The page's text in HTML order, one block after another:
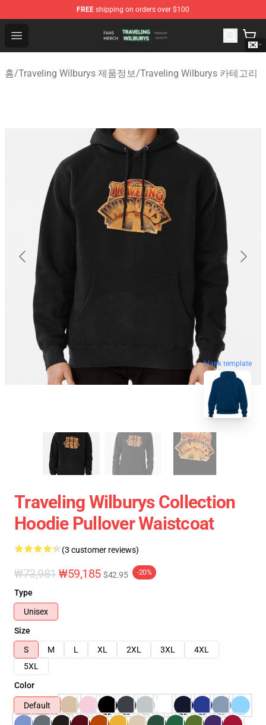
FREE shipping on orders over $100
Open menu
Traveling Wilburys Shop - Official Traveling Wilburys
홈/Traveling Wilburys 제품정보/Traveling Wilburys 카테고리
blank template
Traveling Wilburys Collection
Hoodie Pullover Waistcoat
(3 customer reviews)
₩73,981 ₩59,185 $42.95 -20%
Type
Unisex
Size
S
M L XL 2XL 3XL
4XL
5XL
Color
Default